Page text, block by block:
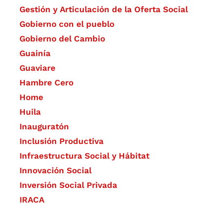
Gestión y Articulación de la Oferta Social
Gobierno con el pueblo
Gobierno del Cambio
Guainía
Guaviare
Hambre Cero
Home
Huila
Inauguratón
Inclusión Productiva
Infraestructura Social y Hábitat
​Innovación Social
Inversión Social Privada
IRACA